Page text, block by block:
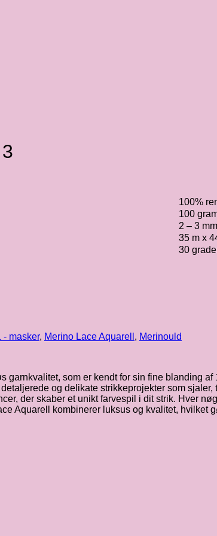
100%
100
2 – 3 mm
35 m x
30
- masker, Merino Lace Aquarell , Merinould
garnkvalitet, som er kendt for sin fine blanding af
og delikate strikkeprojekter som
der skaber et unikt farvespil i dit strik. Hver
Aquarell kombinerer luksus og kvalitet, hvilket